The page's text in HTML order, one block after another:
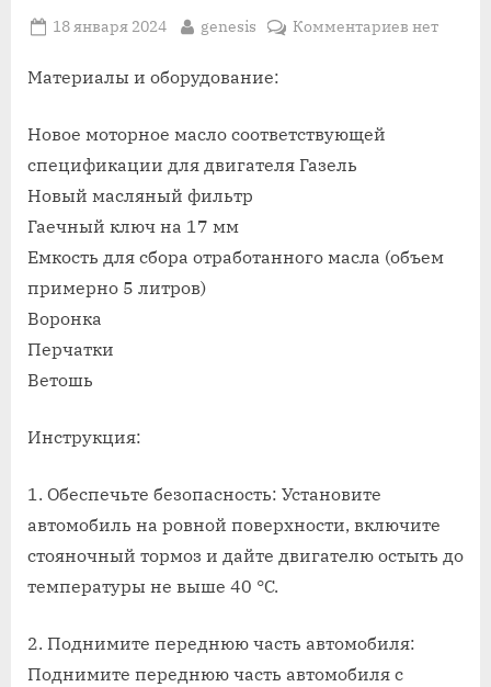
Posted
18 января 2024 By
genesis Комментариевкнет
Материалы и оборудование:
Новое моторное масло соответствующей
спецификации для двигателя Газель
Новый масляный фильтр
Гаечный ключ на 17 мм
Емкость для сбора отработанного масла (объем
примерно 5 литров)
Воронка
Перчатки
Ветошь
Инструкция:
1. Обеспечьте безопасность: Установите
автомобиль на ровной поверхности, включите
стояночный тормоз и дайте двигателю остыть до
температуры не выше 40 °C.
2. Поднимите переднюю часть автомобиля:
Поднимите переднюю часть автомобиля с